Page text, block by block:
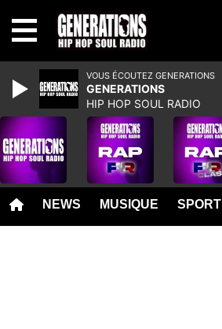
NEWS MUSIQUE SPORT
VOUS ÉCOUTEZ GENERATIONS
GENERATIONS
HIP HOP SOUL RADIO